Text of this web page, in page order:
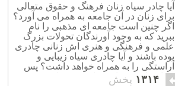
آیا چادر سیاه زنان فرهنگ و حقوق متعالی
برای زنان در آن جامعه به همراه می آورد؟
اگر چنین است جامعه ای مذهبی را نام
ببرید که به وجود آورندگان تحولات بزرگ
علمی و فرهنگی و هنری اش زنانی چادری
بوده باشند و آیا چادری سیاه زیبایی و
آراستگی را به همراه خواهد داشت؟ پس
چرا زیباترین زنان جهان بی حجاب هستند؟!
۱۳۱۴ پخش